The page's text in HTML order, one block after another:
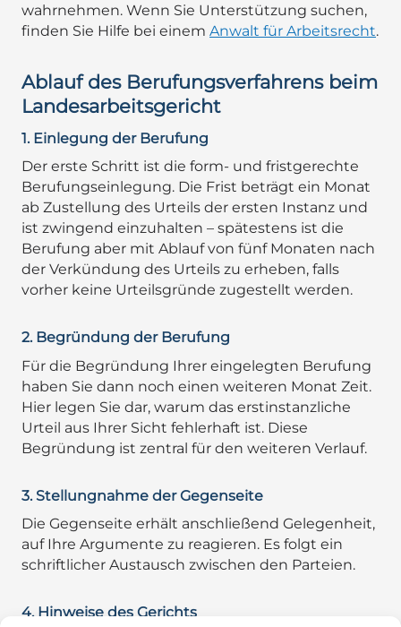
wahrnehmen. Wenn Sie Unterstützung suchen,
finden Sie Hilfe bei einem Anwalt für Arbeitsrecht.
Ablauf des Berufungsverfahrens beim
Landesarbeitsgericht
1. Einlegung der Berufung
Der erste Schritt ist die form- und fristgerechte
Berufungseinlegung. Die Frist beträgt ein Monat
ab Zustellung des Urteils der ersten Instanz und
ist zwingend einzuhalten – spätestens ist die
Berufung aber mit Ablauf von fünf Monaten nach
der Verkündung des Urteils zu erheben, falls
vorher keine Urteilsgründe zugestellt werden.
2. Begründung der Berufung
Für die Begründung Ihrer eingelegten Berufung
haben Sie dann noch einen weiteren Monat Zeit.
Hier legen Sie dar, warum das erstinstanzliche
Urteil aus Ihrer Sicht fehlerhaft ist. Diese
Begründung ist zentral für den weiteren Verlauf.
3. Stellungnahme der Gegenseite
Die Gegenseite erhält anschließend Gelegenheit,
auf Ihre Argumente zu reagieren. Es folgt ein
schriftlicher Austausch zwischen den Parteien.
4. Hinweise des Gerichts